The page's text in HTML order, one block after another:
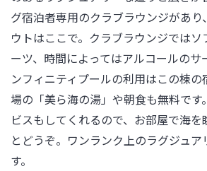
グ宿泊者専用のクラブラウンジがあ
ウトはここで。クラブラウンジでは
ーツ、時間によってはアルコールのサ
ンフィニティプールの利用はこの棟
場の「美ら海の湯」や朝食も無料です
ビスもしてくれるので、お部屋で海を
とどうぞ。ワンランク上のラグジュ
す。